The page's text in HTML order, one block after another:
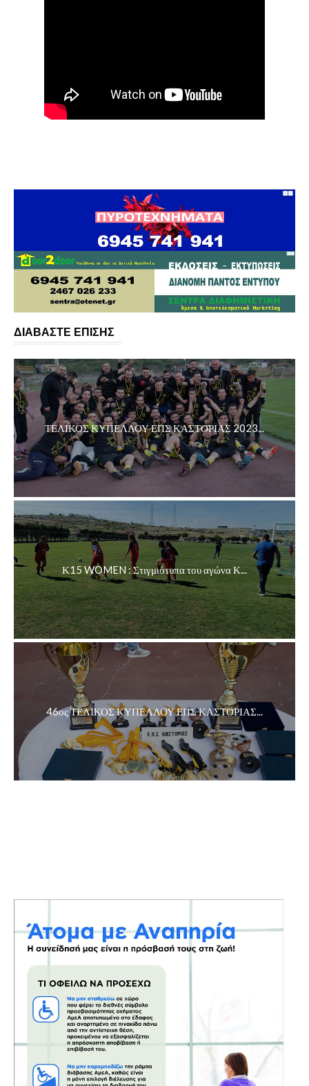
ΔΙΑΒΑΣΤΕ ΕΠΙΣΗΣ
ΤΕΛΙΚΟΣ ΚΥΠΕΛΛΟΥ ΕΠΣ ΚΑΣΤΟΡΙΑΣ 2023...
Κ15 WOMEN : Στιγμιότυπα του αγώνα Κ...
46ος ΤΕΛΙΚΟΣ ΚΥΠΕΛΛΟΥ ΕΠΣ ΚΑΣΤΟΡΙΑΣ...